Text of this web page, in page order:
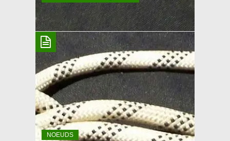
NOEUD DOUBLE GANSÉ
Le nœud double gansé sert à la confection des
longes, car il permettra de bloquer le mousqueton
pour éviter que celui ne puisse se retourner. C’est un
double pêcheur mais réalisé avec la même corde.
Évidement, son utilité ne se limite pas qu’aux
longes. Vous pouvez remplacer le mousqueton par
ce que vous voulez! Vous
NOEUDS